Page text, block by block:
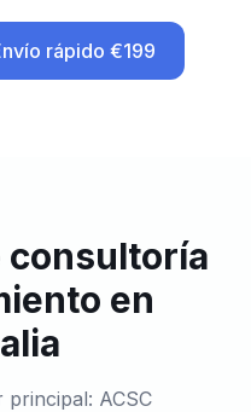
rápido €199
consultoría
en
principal: ACSC